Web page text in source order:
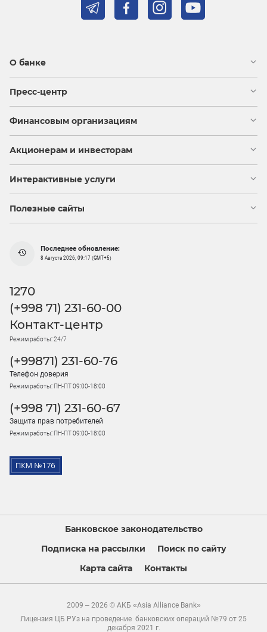
О банке
Пресс-центр
Финансовым организациям
Акционерам и инвесторам
Интерактивные услуги
Полезные сайты
Последнее обновление:
8 Августа 2026, 09:17 (GMT+5)
1270
(+998 71) 231-60-00
Контакт-центр
Режим работы: 24/7
(+99871) 231-60-76
Телефон доверия
Режим работы: ПН-ПТ 09:00-18:00
(+998 71) 231-60-67
Защита прав потребителей
Режим работы: ПН-ПТ 09:00-18:00
Банковское законодательство
Подписка на рассылки
Поиск по сайту
Карта сайта
Контакты
2009 – 2026 © АКБ «Asia Alliance Bank»
Лицензия ЦБ РУз на проведение банковских операций №79 от 25
декабря 2021 г.